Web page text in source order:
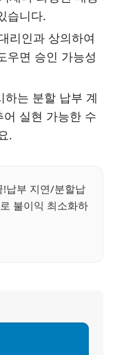
습니다.
리인과 상의하여
우면 승인 가능성
하는 분할 납부 계
실현 가능한 수
.
!납부 지연/분할납
불이익 최소화하